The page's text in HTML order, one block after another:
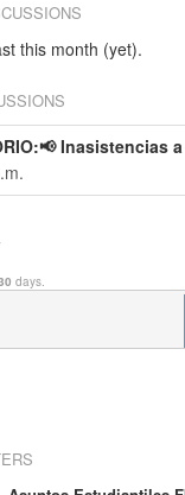
this month (yet).
a mesas de examen –
days.